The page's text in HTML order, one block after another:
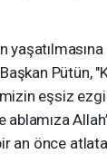
Pütün,
eşsiz
an önce